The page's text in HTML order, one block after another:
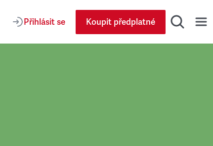
Přihlásit se Koupit předplatné